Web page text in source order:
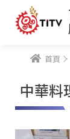
首頁
中華料